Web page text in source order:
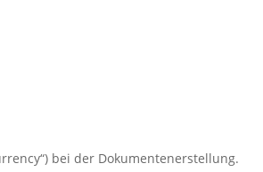
bei der Dokumentenerstellung.